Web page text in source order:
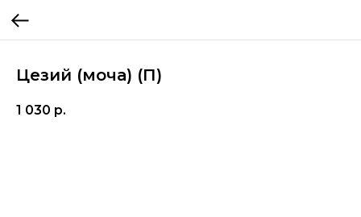
Цезий (моча) (П)
1 030 р.